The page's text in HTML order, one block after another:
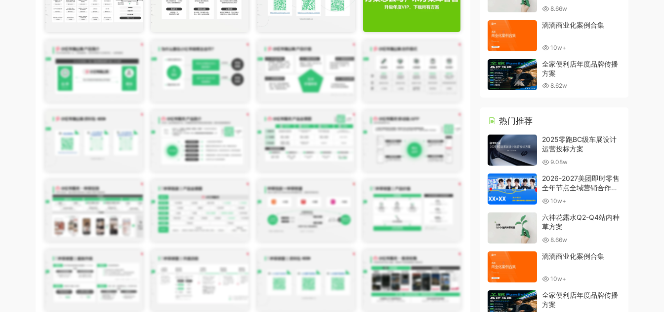
8.66w
滴滴商业化案例合集
10w+
全家便利店年度品牌传播
方案
8.62w
热门推荐
2025零跑BC级车展设计
运营投标方案
9.08w
2026-2027美团即时零售
全年节点全域营销合作方
案 10w+
六神花露水Q2-Q4站内种
草方案
8.66w
滴滴商业化案例合集
10w+
全家便利店年度品牌传播
方案